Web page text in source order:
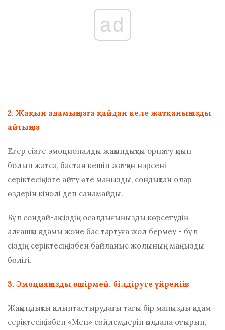
ad
2. Жақын адамыңызға қайдан келе жатқаныңызды
айтыңыз
Егер сізге эмоционалды жақындықты орнату қиын
болып жатса, бастан кешіп жатқан нәрсені
серіктесіңізге айту өте маңызды, сондықтан олар
өздерін кінәлі деп санамайды.
Бұл сондай-ақ сіздің осалдығыңызды көрсетудің
алғашқы қадамы және бас тартуға жол бермеу - бұл
сіздің серіктесіңізбен байланыс жолының маңызды
бөлігі.
3. Эмоцияңызды өшірмей, білдіруге үйреніңіз
Жақындықты қалыптастырудағы тағы бір маңызды қадам -
​​серіктесіңізбен «Мен» сөйлемдерін қолдана отырып,